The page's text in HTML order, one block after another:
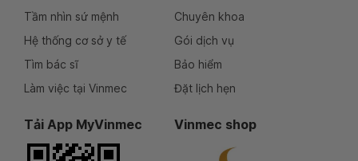
Tầm nhìn sứ mệnh
Hệ thống cơ sở y tế
Tìm bác sĩ
Làm việc tại Vinmec
Chuyên khoa
Gói dịch vụ
Bảo hiểm
Đặt lịch hẹn
Tải App MyVinmec Vinmec shop